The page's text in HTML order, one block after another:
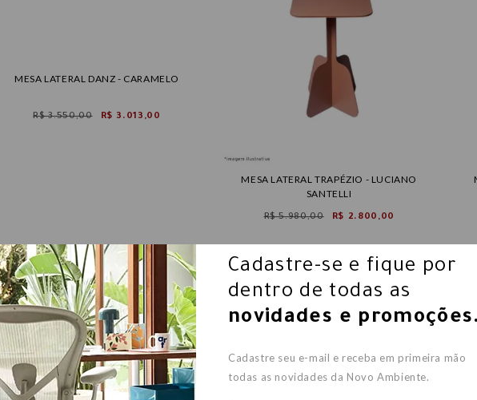
MESA LATERAL DANZ - CARAMELO
R$ 3.550,00 R$ 3.013,00
MESA LATERAL TRAPÉZIO - LUCIANO
SANTELLI
R$ 5.980,00 R$ 2.800,00
Cadastre-se e fique por
dentro de todas as
novidades e promoções.
Cadastre seu e-mail e receba em primeira mão
todas as novidades da Novo Ambiente.